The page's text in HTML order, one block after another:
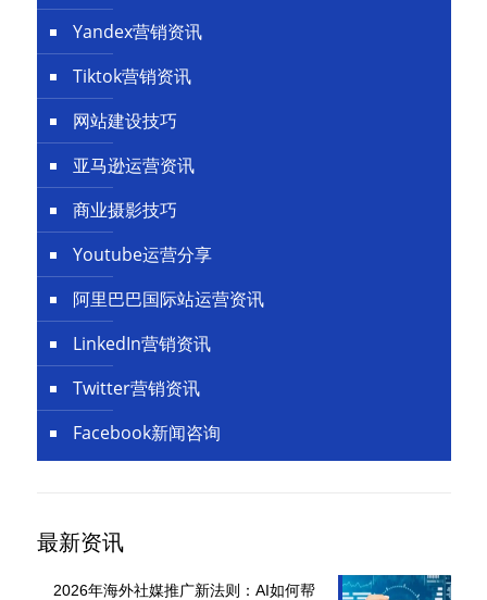
Yandex营销资讯
Tiktok营销资讯
网站建设技巧
亚马逊运营资讯
商业摄影技巧
Youtube运营分享
阿里巴巴国际站运营资讯
LinkedIn营销资讯
Twitter营销资讯
Facebook新闻咨询
最新资讯
2026年海外社媒推广新法则：AI如何帮